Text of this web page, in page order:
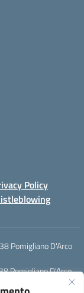
Policy
Pomigliano D'Arco
Pomigliano D'Arco